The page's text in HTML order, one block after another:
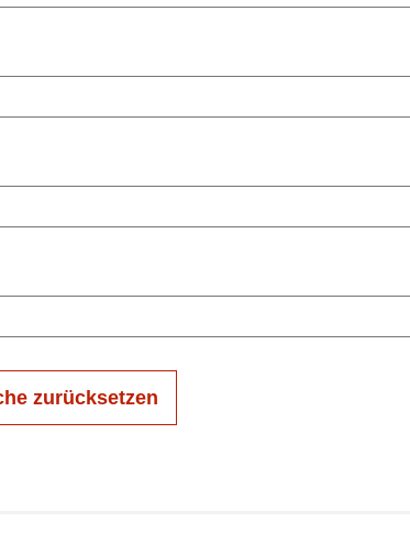
zurücksetzen